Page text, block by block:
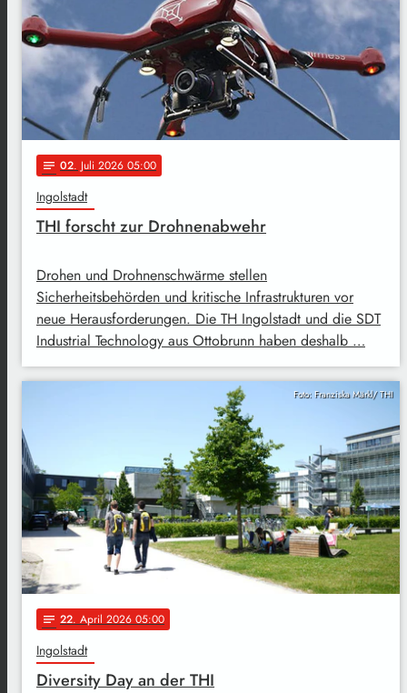
notes 02. Juli 2026 05:00
Ingolstadt
THI forscht zur Drohnenabwehr
Drohen und Drohnenschwärme stellen
Sicherheitsbehörden und kritische Infrastrukturen vor
neue Herausforderungen. Die TH Ingolstadt und die SDT
Industrial Technology aus Ottobrunn haben deshalb …
Foto: Franziska Märkl/ THI
notes 22. April 2026 05:00
Ingolstadt
Diversity Day an der THI